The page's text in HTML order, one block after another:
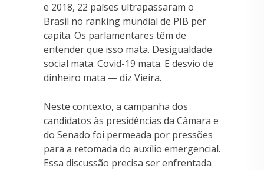
e 2018, 22 países ultrapassaram o
Brasil no ranking mundial de PIB per
capita. Os parlamentares têm de
entender que isso mata. Desigualdade
social mata. Covid-19 mata. E desvio de
dinheiro mata — diz Vieira.
Neste contexto, a campanha dos
candidatos às presidências da Câmara e
do Senado foi permeada por pressões
para a retomada do auxílio emergencial.
Essa discussão precisa ser enfrentada